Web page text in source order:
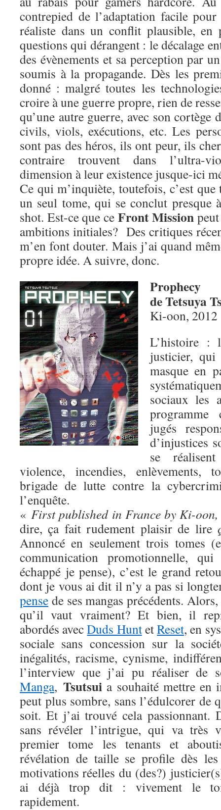
contrepied de l’adaptation facile
réaliste dans un conflit plausible, en
questions qui dérangent : le décalage
des évènements et sa perception par
soumis à la propagande. Dès les
donné : malgré toutes les
croire à une guerre propre, rien de
qu’une autre guerre, avec son cortège
civils, viols, exécutions, etc. Les
sont pas des héros, ils ont peur, ils
contraire trouvent dans l’ultra-
dimension à leur existence jusque-ici
Ce qui m’inquiète, toutefois, c’est
un seul tome, qui se conclut presque
shot. Est-ce que ce Front Mission
ambitions initiales? Des critiques
m’en font douter. Mais j’ai quand
propre idée. A suivre, donc.
Prophecy
de Tetsuya
Ki-oon, 2012
L’histoire :
justicier, qui
masque en
sociaux les
jugés
d’injustices
se
violence, incendies, enlèvements,
brigade de lutte contre la
l’enquête.
«First published in France by Ki-
dire, ça fait rudement plaisir de lire
Annoncé en seulement trois tomes
communication promotionnelle,
échappé je pense), c’est le grand
dont je vous ai dit il n’y a pas si
pense de ses mangas précédents.
qu’il vaut vraiment? Et bien, il
abordés avecDuds HuntetReset, en
sociale sans concession sur la
inégalités, racisme, cynisme,
l’interview que j’ai pu réaliser de
Manga,Tsutsui a souhaité mettre en
peut plus sombre, sans l’édulcorer de
soit. Et j’ai trouvé cela passionnant.
sans révéler l’intrigue, qui va très
premier tome les tenants et
révélation de taille se profile dès
motivations réelles du (des?)
ai déjà trop dit : vivement le
rapidement.